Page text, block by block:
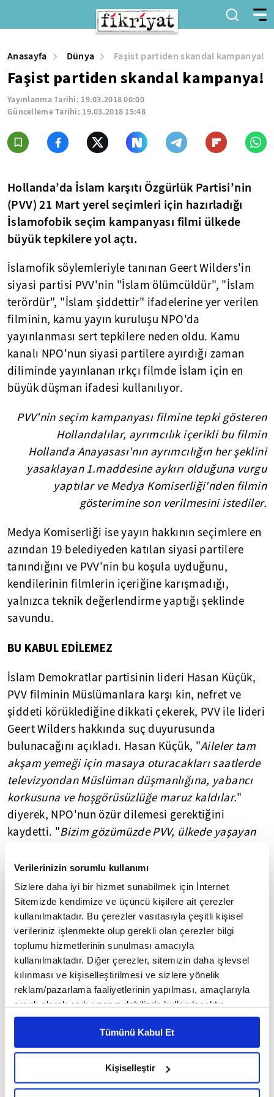
Verilerinizin sorumlu kullanımı
Sizlere daha iyi bir hizmet sunabilmek için İnternet
Sitemizde kendimize ve üçüncü kişilere ait çerezler
kullanılmaktadır. Bu çerezler vasıtasıyla çeşitli kişisel
verileriniz işlenmekte olup gerekli olan çerezler bilgi
toplumu hizmetlerinin sunulması amacıyla
kullanılmaktadır. Diğer çerezler, sitemizin daha işlevsel
kılınması ve kişiselleştirilmesi ve sizlere yönelik
reklam/pazarlama faaliyetlerinin yapılması, amaçlarıyla
sınırlı olarak açık rızanız dahilinde kullanılacaktır.
Çerezlere ilişkin tercihlerinizi çerez paneli vasıtasıyla
belirleyebilirsiniz. Çerezlere ilişkin detaylı bilgi için
Ayarlar butonuna tıklayabilir,Çerez Bilgilendirme
Metnimizi ziyaret edebilirsiniz.
hazırlanmış olan İnternet Sitesi Aydınlatma Metnimizi
Tümünü Kabul Et
Kişiselleştir
Anasayfa Dünya Faşist partiden skandal kampanya!
Faşist partiden skandal kampanya!
Yayınlanma Tarihi: 19.03.2018 00:00
Güncelleme Tarihi: 19.03.2018 15:48
Hollanda’da İslam karşıtı Özgürlük Partisi’nin
(PVV) 21 Mart yerel seçimleri için hazırladığı
İslamofobik seçim kampanyası filmi ülkede
büyük tepkilere yol açtı.
İslamofik söylemleriyle tanınan Geert Wilders'in
siyasi partisi PVV'nin "İslam ölümcüldür", "İslam
terördür", "İslam şiddettir" ifadelerine yer verilen
filminin, kamu yayın kuruluşu NPO'da
yayınlanması sert tepkilere neden oldu. Kamu
kanalı NPO'nun siyasi partilere ayırdığı zaman
diliminde yayınlanan ırkçı filmde İslam için en
büyük düşman ifadesi kullanılıyor.
PVV'nin seçim kampanyası filmine tepki gösteren
Hollandalılar, ayrımcılık içerikli bu filmin
Hollanda Anayasası'nın ayrımcılığın her şeklini
yasaklayan 1.maddesine aykırı olduğuna vurgu
yaptılar ve Medya Komiserliği'nden filmin
gösterimine son verilmesini istediler.
Medya Komiserliği ise yayın hakkının seçimlere en
azından 19 belediyeden katılan siyasi partilere
tanındığını ve PVV'nin bu koşula uyduğunu,
kendilerinin filmlerin içeriğine karışmadığı,
yalnızca teknik değerlendirme yaptığı şeklinde
savundu.
BU KABUL EDİLEMEZ
İslam Demokratlar partisinin lideri Hasan Küçük,
PVV filminin Müslümanlara karşı kin, nefret ve
şiddeti körüklediğine dikkati çekerek, PVV ile lideri
Geert Wilders hakkında suç duyurusunda
bulunacağını açıkladı. Hasan Küçük, "Aileler tam
akşam yemeği için masaya oturacakları saatlerde
televizyondan Müslüman düşmanlığına, yabancı
korkusuna ve hoşgörüsüzlüğe maruz kaldılar."
diyerek, NPO'nun özür dilemesi gerektiğini
kaydetti. "Bizim gözümüzde PVV, ülkede yaşayan
ölümcül olduklarını belirtip dışladığı için tekrar
kanunu çiğnedi. Bu kabul edilemez ve bütün siyasi
partiler tarafından kınanması gerekir. Başbakan
Mark Rutte'nin film hakkında sadece 'iğrenç'
olduğunu açıklamasını zayıf buluyoruz. Ülkenin
başbakanı olarak İslam ve yabancı düşmanlığına
karşı daha sert çıkış yapması gerekir
." şeklinde
konuştu.
PVV'den ayrılan Arnoud van Doorn, "Bu reklam
filmi Islam'a hakaret içeriyor. Kin ve nefret
saçıyor" dedi.
Müslümanlara ve gayrimüslimlere çağrıda